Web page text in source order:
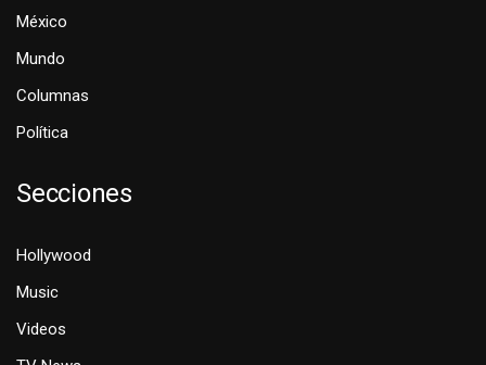
México
Mundo
Columnas
Política
Secciones
Hollywood
Music
Videos